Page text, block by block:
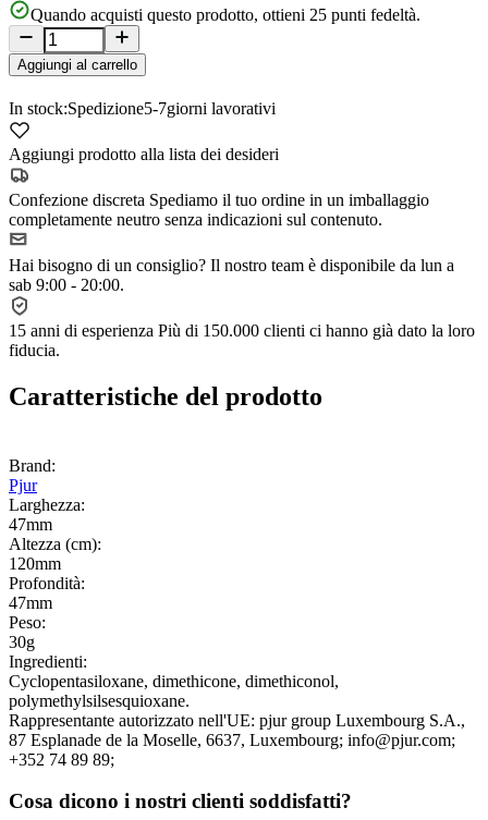
Quando acquisti questo prodotto, ottieni 25 punti fedeltà.
Aggiungi al carrello
In stock:Spedizione5-7giorni lavorativi
Aggiungi prodotto alla lista dei desideri
Confezione discreta Spediamo il tuo ordine in un imballaggio
completamente neutro senza indicazioni sul contenuto.
Hai bisogno di un consiglio? Il nostro team è disponibile da lun a
sab 9:00 - 20:00.
15 anni di esperienza Più di 150.000 clienti ci hanno già dato la loro
fiducia.
Caratteristiche del prodotto
Brand:
Pjur
Larghezza:
47mm
Altezza (cm):
120mm
Profondità:
47mm
Peso:
30g
Ingredienti:
Cyclopentasiloxane, dimethicone, dimethiconol,
polymethylsilsesquioxane.
Rappresentante autorizzato nell'UE: pjur group Luxembourg S.A.,
87 Esplanade de la Moselle, 6637, Luxembourg; info@pjur.com;
+352 74 89 89;
Cosa dicono i nostri clienti soddisfatti?